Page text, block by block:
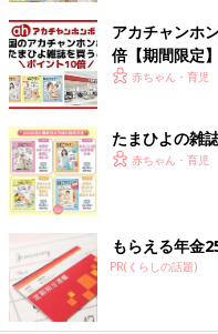
アカチャンホ
倍【期間限定】
赤ちゃん・育児
たまひよの雑
赤ちゃん・育児
もらえる年金
PR(くらしの話題)